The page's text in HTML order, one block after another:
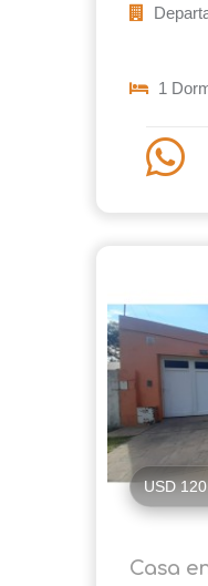
1
USD
Casa